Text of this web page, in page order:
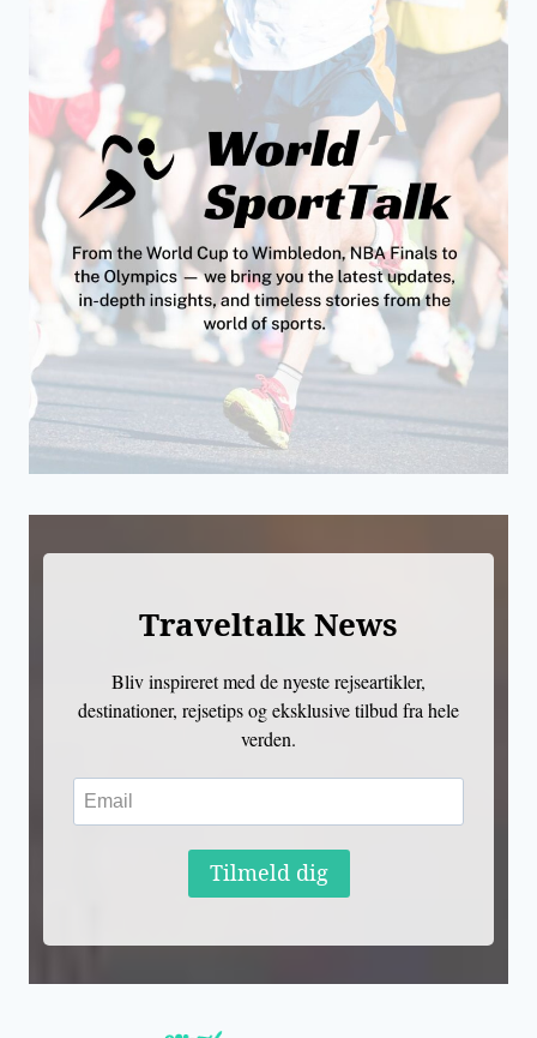
Traveltalk News
Bliv inspireret med de nyeste rejseartikler,
destinationer, rejsetips og eksklusive tilbud fra hele
verden.
Tilmeld dig